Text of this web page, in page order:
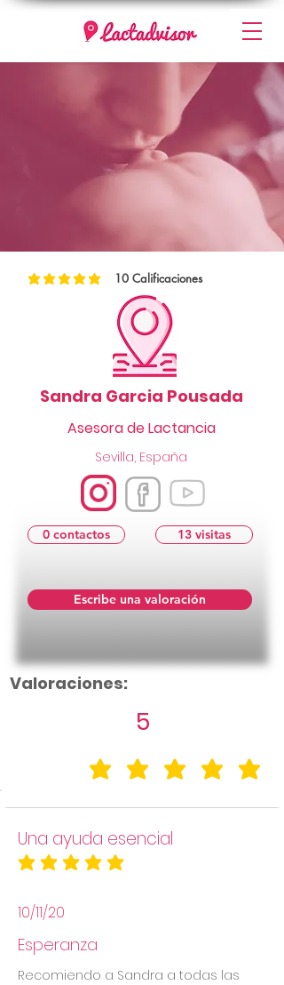
10 Calificaciones
la calificación promedio es 5 de 5, basada en 10
Sandra Garcia Pousada
Asesora de Lactancia
Sevilla, España
0 contactos 13 visitas
Escribe una valoración
Valoraciones:
5
la calificación
Una ayuda esencial
la calificación promedio es 5 de 5
10/11/20
Esperanza
Recomiendo a Sandra a todas las